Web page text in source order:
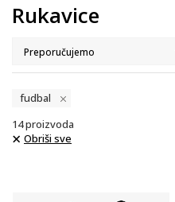
Rukavice
fudbal
14proizvoda
Obriši sve